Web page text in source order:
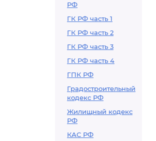
РФ
ГК РФ часть 1
ГК РФ часть 2
ГК РФ часть 3
ГК РФ часть 4
ГПК РФ
Градостроительный
кодекс РФ
Жилищный кодекс
РФ
КАС РФ